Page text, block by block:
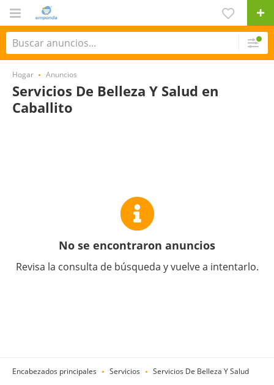
Hogar Anuncios
Servicios De Belleza Y Salud en
Caballito
No se encontraron anuncios
Revisa la consulta de búsqueda y vuelve a intentarlo.
Encabezados principales Servicios Servicios De Belleza Y Salud